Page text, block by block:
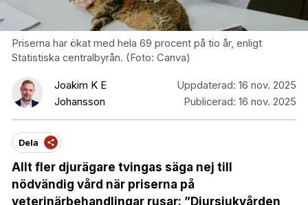
Priserna har ökat med hela 69 procent på tio år, enligt
Statistiska centralbyrån. (Foto: Canva)
Joakim K E
Johansson
Uppdaterad: 16 nov. 2025
Publicerad: 16 nov. 2025
Dela
Allt fler djurägare tvingas säga nej till
nödvändig vård när priserna på
veterinärbehandlingar rusar: ”Djursjukvården